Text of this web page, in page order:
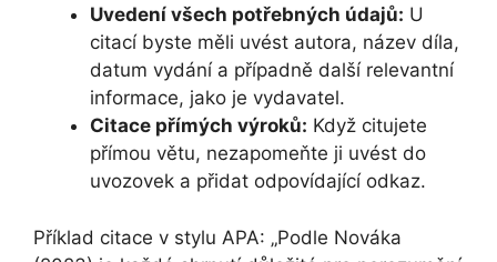
Uvedení všech potřebných údajů: U
citací byste měli uvést autora, název díla,
datum vydání a případně další relevantní
informace, jako je vydavatel.
Citace přímých výroků: Když citujete
přímou větu, nezapomeňte ji uvést do
uvozovek a přidat odpovídající odkaz.
Příklad citace v stylu APA: „Podle Nováka